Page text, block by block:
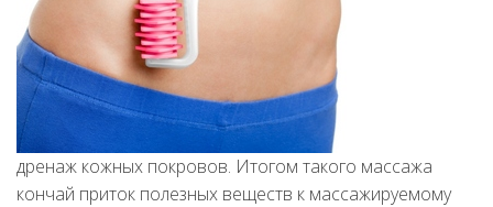
дренаж кожных покровов. Итогом такого массажа
кончай приток полезных веществ к массажируемому